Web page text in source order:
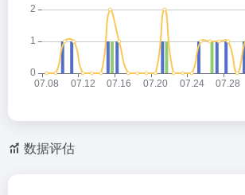
数据评估